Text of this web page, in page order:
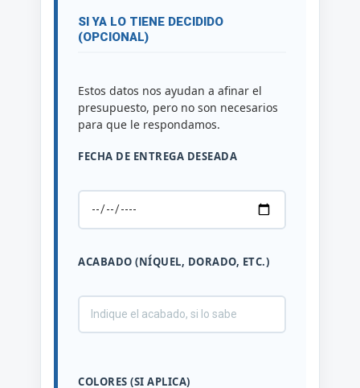
SI YA LO TIENE DECIDIDO
(OPCIONAL)
Estos datos nos ayudan a afinar el
presupuesto, pero no son necesarios
para que le respondamos.
FECHA DE ENTREGA DESEADA
ACABADO (NÍQUEL, DORADO, ETC.)
COLORES (SI APLICA)